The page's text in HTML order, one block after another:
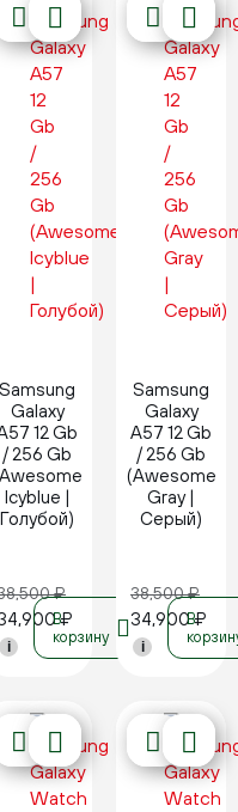
Samsung
Galaxy
12 Gb
/ 256 Gb
Icyblue |
Голубой)
₽
₽
i
В
корзину
Samsung
Galaxy
A57 12 Gb
/ 256 Gb
(Awesome
Gray |
Серый)
38,500₽
34,900₽
i
В